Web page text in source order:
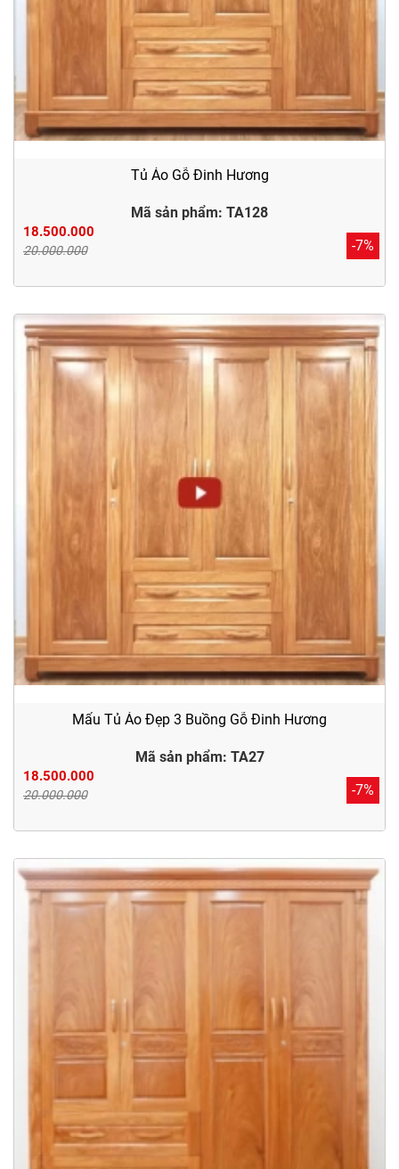
Tủ Áo Gỗ Đinh Hương
Mã sản phẩm: TA128
18.500.000
20.000.000 -7%
Mẩu Tủ Áo Đẹp 3 Buồng Gỗ Đinh Hương
Mã sản phẩm: TA27
18.500.000
20.000.000 -7%